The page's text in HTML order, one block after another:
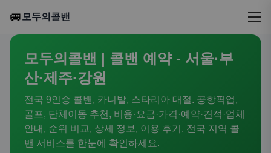
🚐 모두의콜밴
모두의콜밴 | 콜밴 예약 - 서울·부
산·제주·강원
전국 9인승 콜밴, 카니발, 스타리아 대절. 공항픽업,
골프, 단체이동 추천, 비용·요금·가격·예약·견적·업체
안내, 순위 비교, 상세 정보, 이용 후기. 전국 지역 콜
밴 서비스를 한눈에 확인하세요.